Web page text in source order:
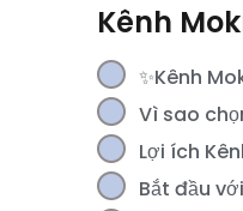
Kênh
✨Kênh
Vì sao
Lợi ích
Bắt đầu
nhập & Phần